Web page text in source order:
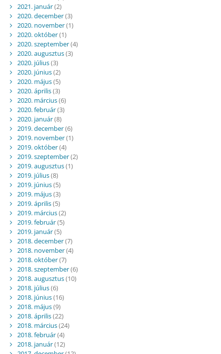
2021. január(2)
2020. december(3)
2020. november(1)
2020. október(1)
2020. szeptember(4)
2020. augusztus(3)
2020. július(3)
2020. június(2)
2020. május(5)
2020. április(3)
2020. március(6)
2020. február(3)
2020. január(8)
2019. december(6)
2019. november(1)
2019. október(4)
2019. szeptember(2)
2019. augusztus(1)
2019. július(8)
2019. június(5)
2019. május(3)
2019. április(5)
2019. március(2)
2019. február(5)
2019. január(5)
2018. december(7)
2018. november(4)
2018. október(7)
2018. szeptember(6)
2018. augusztus(10)
2018. július(6)
2018. június(16)
2018. május(9)
2018. április(22)
2018. március(24)
2018. február(4)
2018. január(12)